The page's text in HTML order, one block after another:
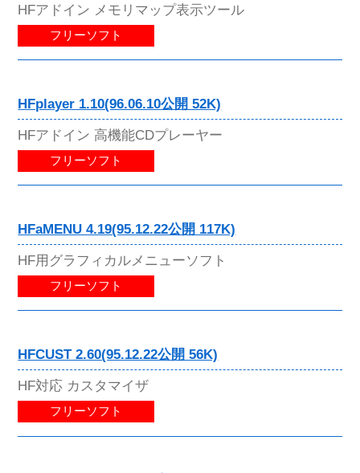
HFアドイン メモリマップ表示ツール
フリーソフト
HFplayer 1.10(96.06.10公開 52K)
HFアドイン 高機能CDプレーヤー
フリーソフト
HFaMENU 4.19(95.12.22公開 117K)
HF用グラフィカルメニューソフト
フリーソフト
HFCUST 2.60(95.12.22公開 56K)
HF対応 カスタマイザ
フリーソフト